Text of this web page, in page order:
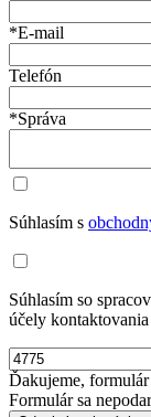
*E-mail
Telefón
*Správa
Súhlasím s
Súhlasím so
účely kontaktovania
Ďakujeme,
Formulár sa